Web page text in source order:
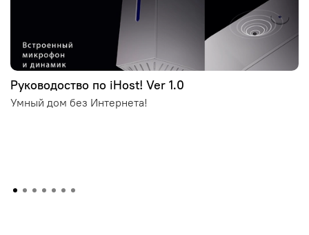
Руководоство по iHost! Ver 1.0
Умный дом без Интернета!